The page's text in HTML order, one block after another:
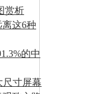
赏析
这6种
的中
尺寸屏幕